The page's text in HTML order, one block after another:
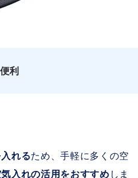
利
れるため、手軽に多くの空
入れの活用をおすすめ しま